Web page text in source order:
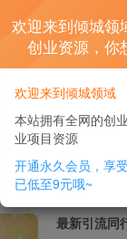
人新玩法
最新引流同
欢迎来到倾城领
创业资源，你
欢迎来到倾城领域
本站拥有全网的创
业项目资源
开通永久会员，享
已低至9元哦~